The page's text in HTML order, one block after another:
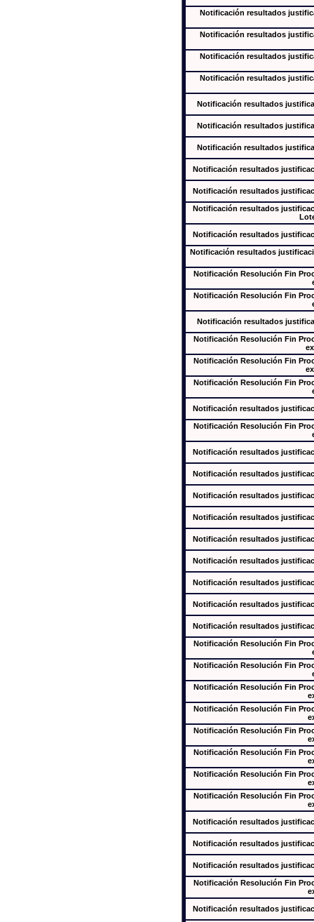
Notificación resultados
Notificación resultados
Notificación resultados
Notificación resultados
Notificación resultados
Notificación resultados
Notificación resultados
Notificación resultados
Notificación resultados
Notificación resultados
Notificación resultados
Notificación resultados
Notificación Resolución Fin
Notificación Resolución Fin
Notificación resultados
Notificación Resolución Fin
Notificación Resolución Fin
Notificación Resolución Fin
Notificación resultados
Notificación Resolución Fin
Notificación resultados
Notificación resultados
Notificación resultados
Notificación resultados
Notificación resultados
Notificación resultados
Notificación resultados
Notificación resultados
Notificación resultados
Notificación Resolución Fin
Notificación Resolución Fin
Notificación Resolución Fin
Notificación Resolución Fin
Notificación Resolución Fin
Notificación Resolución Fin
Notificación Resolución Fin
Notificación Resolución Fin
Notificación resultados
Notificación resultados
Notificación resultados
Notificación Resolución Fin
Notificación resultados